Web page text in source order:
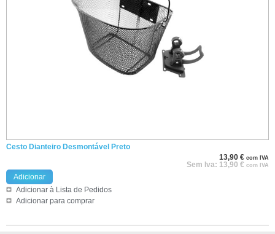
Cesto Dianteiro Desmontável Preto
13,90 € com IVA
Sem Iva: 13,90 € com IVA
Adicionar
Adicionar à Lista de Pedidos
Adicionar para comprar